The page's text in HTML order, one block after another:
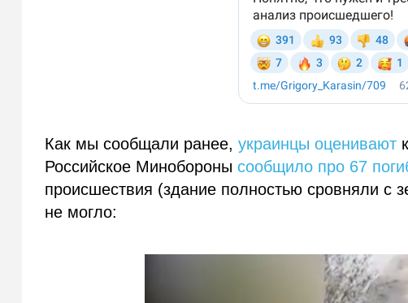
Как мы сообщали ранее,украинцы оценивают
Российское Миноборонысообщило про 67
происшествия (здание полностью сровняли с
не могло: